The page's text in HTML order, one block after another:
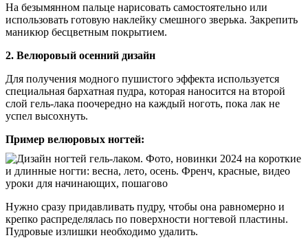
На безымянном пальце нарисовать самостоятельно или
использовать готовую наклейку смешного зверька. Закрепить
маникюр бесцветным покрытием.
2. Велюровый осенний дизайн
Для получения модного пушистого эффекта используется
специальная бархатная пудра, которая наносится на второй
слой гель-лака поочередно на каждый ноготь, пока лак не
успел высохнуть.
Пример велюровых ногтей:
Нужно сразу придавливать пудру, чтобы она равномерно и
крепко распределялась по поверхности ногтевой пластины.
Пудровые излишки необходимо удалить.